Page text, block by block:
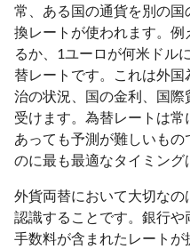
常、ある国の通貨を別の
換レートが使われます。
るか、1ユーロが何米ドル
替レートです。これは外
治の状況、国の金利、国
受けます。為替レートは
あっても予測が難しいも
のに最も最適なタイミング
外貨両替において大切な
認識することです。銀行
手数料が含まれたレート